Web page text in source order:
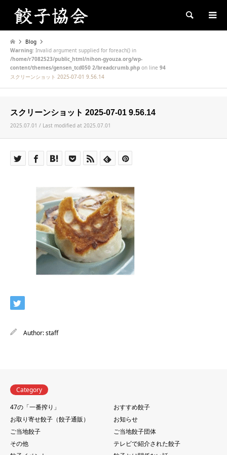
Search
Blog
Warning: Invalid argument supplied for foreach() in
/home/r7082523/public_html/nihon-gyouza.org/wp-
content/themes/gensen_tcd050 2/breadcrumb.php on line 94
スクリーンショット 2025-07-01 9.56.14
スクリーンショット 2025-07-01 9.56.14
2025.07.01 / Last modified at 2025.07.01
Author:staff
Category
47の「一番搾り」
おすすめ餃子
お取り寄せ餃子（餃子通販）
お知らせ
ご当地餃子
ご当地餃子団体
その他
テレビで紹介された餃子